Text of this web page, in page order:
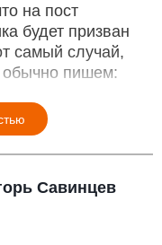
на пост
будет призван
самый случай,
обычно пишем:
Савинцев